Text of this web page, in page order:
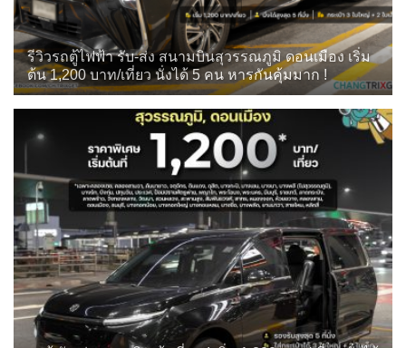
รีวิวรถตู้ไฟฟ้า รับ-ส่ง สนามบินสุวรรณภูมิ ดอนเมือง เริ่ม
ต้น 1,200 บาท/เที่ยว นั่งได้ 5 คน หารกันคุ้มมาก !